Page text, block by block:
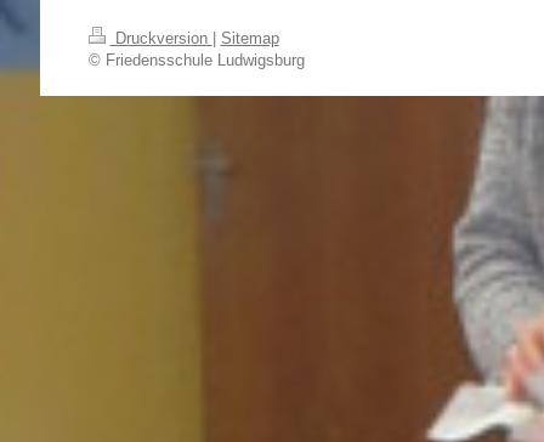
Druckversion
Sitemap
© Friedensschule Ludwigsburg